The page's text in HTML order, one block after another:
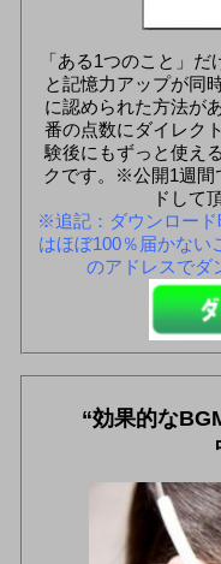
「ある1つのこと」
と記憶力アップが同
に認められた方法が
番の点数にダイレク
験後にもずっと使え
クです。※公開1週間
ドして
※追記：ダウンロード
はほぼ100％届かない
のアドレスでダ
“効果的な